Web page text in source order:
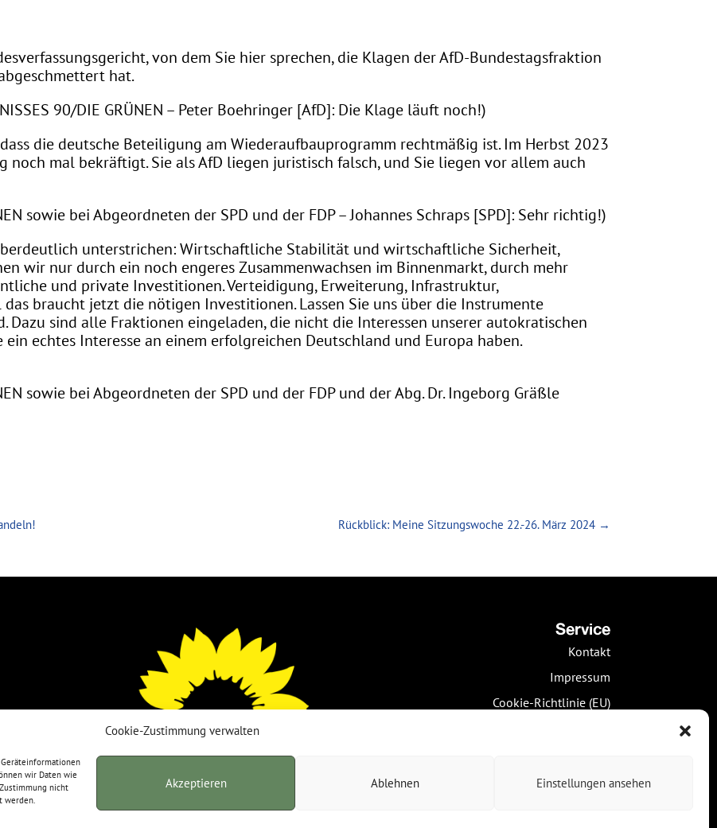
Cookie-Zustimmung verwalten
wir Daten wie
nicht
werden.
Akzeptieren Ablehnen Einstellungen ansehen
von dem Sie hier sprechen, die Klagen der AfD-Bundestagsfraktion
hat.
90/DIE GRÜNEN – Peter Boehringer [AfD]: Die Klage läuft noch!)
die deutsche Beteiligung am Wiederaufbauprogramm rechtmäßig ist. Im Herbst 2023
noch mal bekräftigt. Sie als AfD liegen juristisch falsch, und Sie liegen vor allem auch
sowie bei Abgeordneten der SPD und der FDP – Johannes Schraps [SPD]: Sehr richtig!)
unterstrichen: Wirtschaftliche Stabilität und wirtschaftliche Sicherheit,
wir nur durch ein noch engeres Zusammenwachsen im Binnenmarkt, durch mehr
und private Investitionen. Verteidigung, Erweiterung, Infrastruktur,
braucht jetzt die nötigen Investitionen. Lassen Sie uns über die Instrumente
Dazu sind alle Fraktionen eingeladen, die nicht die Interessen unserer autokratischen
echtes Interesse an einem erfolgreichen Deutschland und Europa haben.
sowie bei Abgeordneten der SPD und der FDP und der Abg. Dr. Ingeborg Gräßle
Rückblick: Meine Sitzungswoche 22.-26. März 2024→
Service
Kontakt
Impressum
Cookie-Richtlinie (EU)